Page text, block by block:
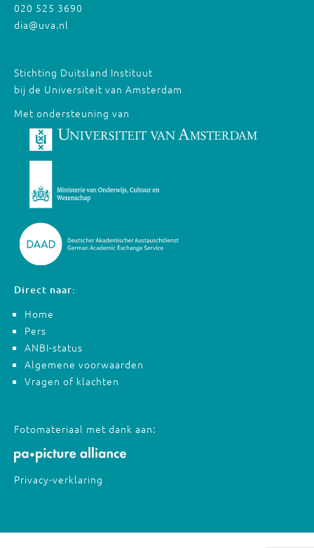
020 525 3690
dia@uva.nl
Stichting Duitsland Instituut
bij de Universiteit van Amsterdam
Met ondersteuning van
Direct naar:
Home
Pers
ANBI-status
Algemene voorwaarden
Vragen of klachten
Fotomateriaal met dank aan:
Privacy-verklaring